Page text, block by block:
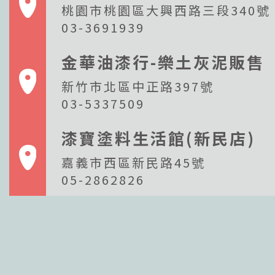
桃園市桃園區大興西路三段340號
03-3691939
金華油漆行-樂土灰泥販售
新竹市北區中正路397號
03-5337509
漆寶塗料生活館(新民店)
嘉義市西區新民路45號
05-2862826